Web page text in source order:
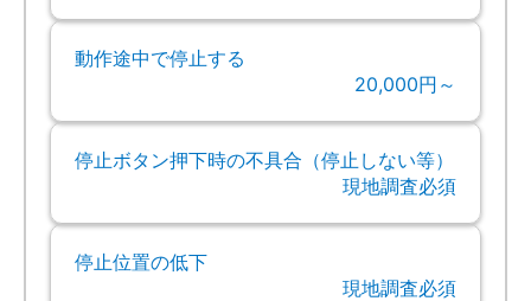
動作途中で停止する
20,000円～
停止ボタン押下時の不具合（停止しない等）
現地調査必須
停止位置の低下
現地調査必須